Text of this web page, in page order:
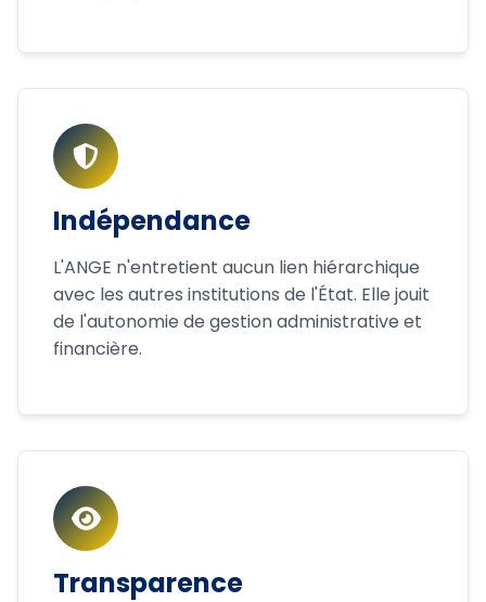
Indépendance
L'ANGE n'entretient aucun lien hiérarchique
avec les autres institutions de l'État. Elle jouit
de l'autonomie de gestion administrative et
financière.
Transparence